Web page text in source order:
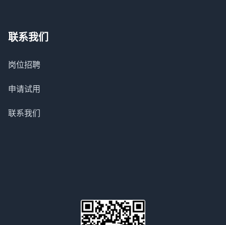
联系我们
岗位招聘
申请试用
联系我们